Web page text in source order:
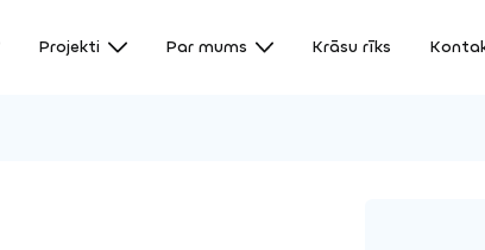
Projekti Par mums Krāsu rīks